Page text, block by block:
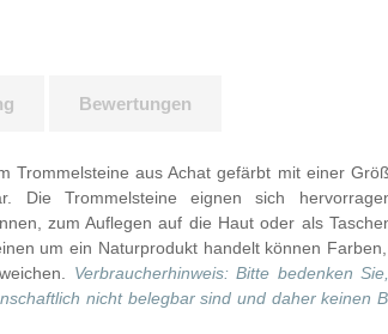
Bewertungen
Trommelsteine aus Achat gefärbt mit einer
Die Trommelsteine eignen sich
zum Auflegen auf die Haut oder als
um ein Naturprodukt handelt können
Verbraucherhinweis: Bitte bedenken
nicht belegbar sind und daher keinen